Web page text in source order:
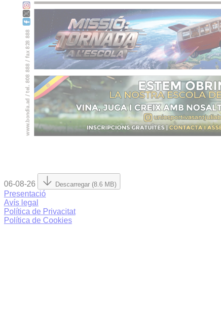
06-08-26 Descarregar (8.6 MB)
Presentació
Avís legal
Política de Privacitat
Política de Cookies